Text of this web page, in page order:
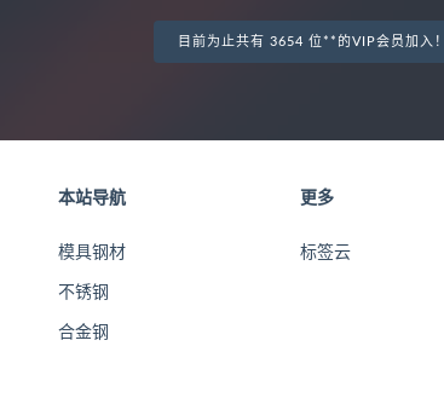
目前为止共有 3654 位**的VIP会员加入！
本站导航
模具钢材
不锈钢
合金钢
更多
标签云